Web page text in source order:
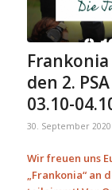
den 2.
03.10-
30. September 2020
Wir freuen uns
„Frankonia“ an